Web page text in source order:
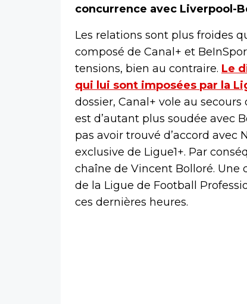
concurrence avec Liverpool-
Les relations sont plus froides
composé de Canal+ et
tensions, bien au contraire. Le
qui lui sont imposées par la
dossier, Canal+ vole au
est d’autant plus soudée avec
pas avoir trouvé d’accord avec
exclusive de Ligue1+. Par
chaîne de Vincent Bolloré.
de la Ligue de Football
ces dernières heures.